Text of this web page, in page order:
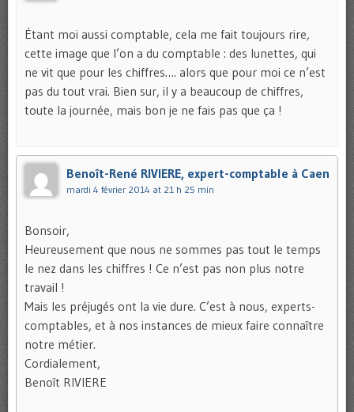
Étant moi aussi comptable, cela me fait toujours rire,
cette image que l’on a du comptable : des lunettes, qui
ne vit que pour les chiffres…. alors que pour moi ce n’est
pas du tout vrai. Bien sur, il y a beaucoup de chiffres,
toute la journée, mais bon je ne fais pas que ça !
Benoît-René RIVIERE, expert-comptable à Caen
mardi 4 février 2014 at 21 h 25 min
Bonsoir,
Heureusement que nous ne sommes pas tout le temps
le nez dans les chiffres ! Ce n’est pas non plus notre
travail !
Mais les préjugés ont la vie dure. C’est à nous, experts-
comptables, et à nos instances de mieux faire connaître
notre métier.
Cordialement,
Benoît RIVIERE